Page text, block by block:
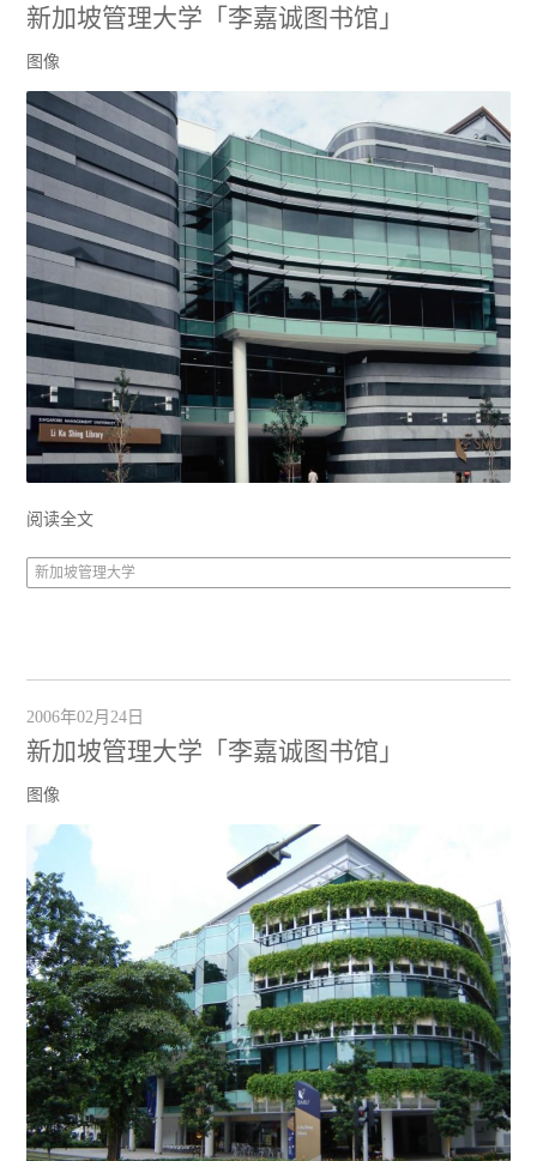
新加坡管理大学「李嘉诚图书馆」
图像
阅读全文
新加坡管理大学
2006年02月24日
新加坡管理大学「李嘉诚图书馆」
图像